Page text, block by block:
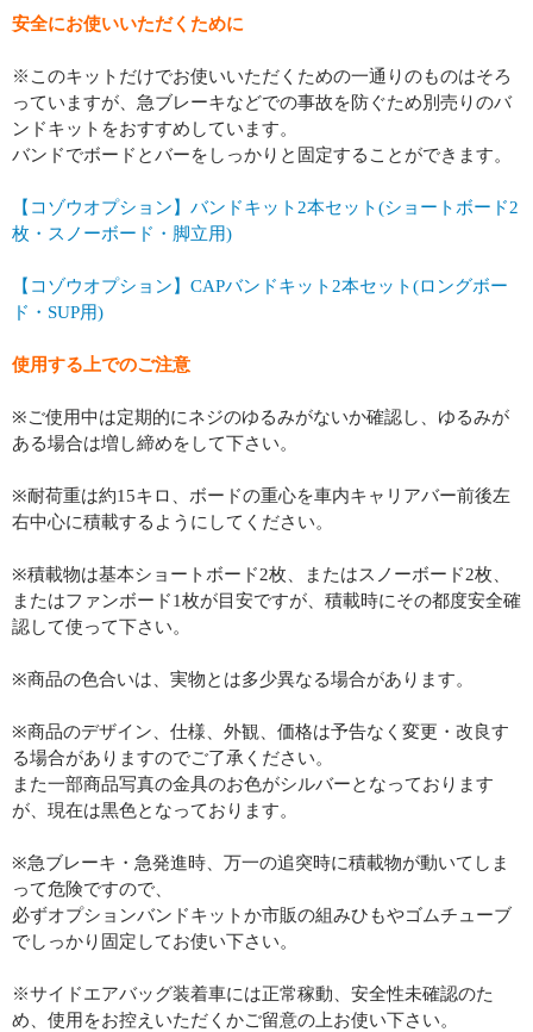
安全にお使いいただくために
※このキットだけでお使いいただくための一通りのものはそろ
っていますが、急ブレーキなどでの事故を防ぐため別売りのバ
ンドキットをおすすめしています。
バンドでボードとバーをしっかりと固定することができます。
【コゾウオプション】バンドキット2本セット(ショートボード2
枚・スノーボード・脚立用)
【コゾウオプション】CAPバンドキット2本セット(ロングボー
ド・SUP用)
使用する上でのご注意
※ご使用中は定期的にネジのゆるみがないか確認し、ゆるみが
ある場合は増し締めをして下さい。
※耐荷重は約15キロ、ボードの重心を車内キャリアバー前後左
右中心に積載するようにしてください。
※積載物は基本ショートボード2枚、またはスノーボード2枚、
またはファンボード1枚が目安ですが、積載時にその都度安全確
認して使って下さい。
※商品の色合いは、実物とは多少異なる場合があります。
※商品のデザイン、仕様、外観、価格は予告なく変更・改良す
る場合がありますのでご了承ください。
また一部商品写真の金具のお色がシルバーとなっております
が、現在は黒色となっております。
※急ブレーキ・急発進時、万一の追突時に積載物が動いてしま
って危険ですので、
必ずオプションバンドキットか市販の組みひもやゴムチューブ
でしっかり固定してお使い下さい。
※サイドエアバッグ装着車には正常稼動、安全性未確認のた
め、使用をお控えいただくかご留意の上お使い下さい。